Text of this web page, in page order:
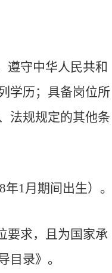
遵守中华人民共和
学历；具备岗位所
法规规定的其他条
年1 月期间出生）。
要求，且为国家承
目录》。